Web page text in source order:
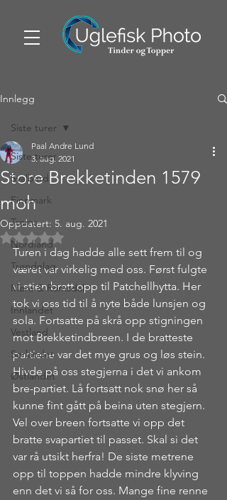
Innlegg
Siste turer
Svalbard
Finnmark
Troms
Nordland
Trøndelag
Møre & Romsdal
Innlandet
Vestland
Sørlandet
Østlandet
Siste turer
Store Brekketinden 1579
moh
Paal Andre Lund
3. aug. 2021
Oppdatert: 5. aug. 2021
Gitt NaN av 5 stjerner.
Turen i dag hadde alle sett frem til og
været var virkelig med oss. Først fulgte
vi stien bratt opp til Patchellhytta. Her
tok vi oss tid til å nyte både lunsjen og
sola. Fortsatte på skrå opp stigningen
mot Brekketindbreen. I de bratteste
partiene var det mye grus og løs stein.
Hivde på oss stegjerna i det vi ankom
bre-partiet. Lå fortsatt nok snø her så
kunne fint gått på beina uten stegjern.
Vel over breen fortsatte vi opp det
bratte svapartiet til passet. Skal si det
var rå utsikt herfra! De siste metrene
opp til toppen hadde mindre klyving
enn det vi så for oss. Mange fine renne